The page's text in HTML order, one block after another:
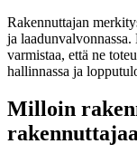
Rakennuttajan
ja
varmistaa, että ne
hallinnassa ja
Milloin